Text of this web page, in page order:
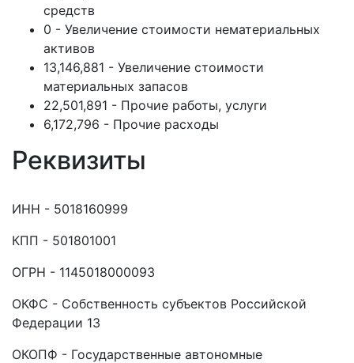
средств
0 - Увеличение стоимости нематериальных
активов
13,146,881 - Увеличение стоимости
материальных запасов
22,501,891 - Прочие работы, услуги
6,172,796 - Прочие расходы
Реквизиты
ИНН - 5018160999
КПП - 501801001
ОГРН - 1145018000093
ОКФС - Собственность субъектов Российской
Федерации 13
ОКОПФ - Государственные автономные